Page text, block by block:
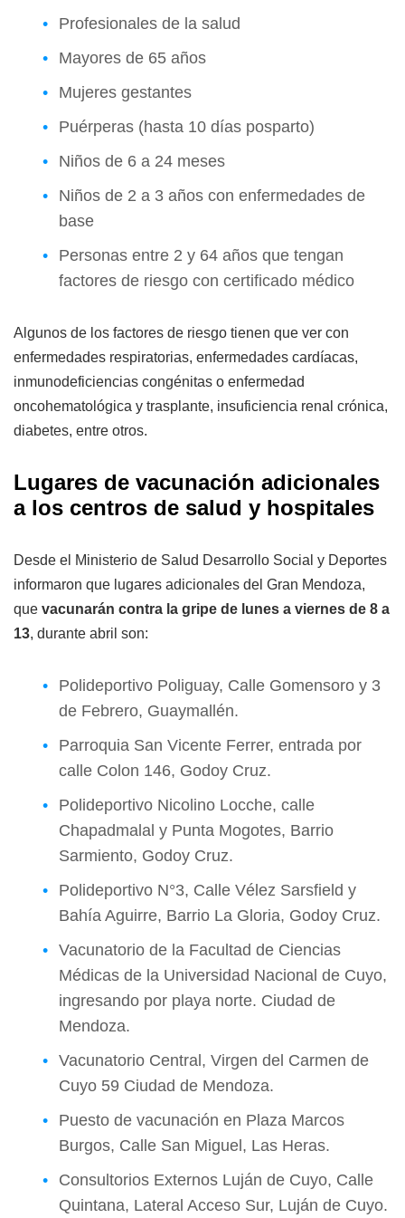
Profesionales de la salud
Mayores de 65 años
Mujeres gestantes
Puérperas (hasta 10 días posparto)
Niños de 6 a 24 meses
Niños de 2 a 3 años con enfermedades de
base
Personas entre 2 y 64 años que tengan
factores de riesgo con certificado médico
Algunos de los factores de riesgo tienen que ver con
enfermedades respiratorias, enfermedades cardíacas,
inmunodeficiencias congénitas o enfermedad
oncohematológica y trasplante, insuficiencia renal crónica,
diabetes, entre otros.
Lugares de vacunación adicionales
a los centros de salud y hospitales
Desde el Ministerio de Salud Desarrollo Social y Deportes
informaron que lugares adicionales del Gran Mendoza,
que vacunarán contra la gripe de lunes a viernes de 8 a
13, durante abril son:
Polideportivo Poliguay, Calle Gomensoro y 3
de Febrero, Guaymallén.
Parroquia San Vicente Ferrer, entrada por
calle Colon 146, Godoy Cruz.
Polideportivo Nicolino Locche, calle
Chapadmalal y Punta Mogotes, Barrio
Sarmiento, Godoy Cruz.
Polideportivo N°3, Calle Vélez Sarsfield y
Bahía Aguirre, Barrio La Gloria, Godoy Cruz.
Vacunatorio de la Facultad de Ciencias
Médicas de la Universidad Nacional de Cuyo,
ingresando por playa norte. Ciudad de
Mendoza.
Vacunatorio Central, Virgen del Carmen de
Cuyo 59 Ciudad de Mendoza.
Puesto de vacunación en Plaza Marcos
Burgos, Calle San Miguel, Las Heras.
Consultorios Externos Luján de Cuyo, Calle
Quintana, Lateral Acceso Sur, Luján de Cuyo.